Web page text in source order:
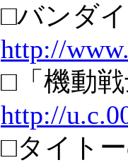
□バンダ
http://
□「機動
http://
□タイト